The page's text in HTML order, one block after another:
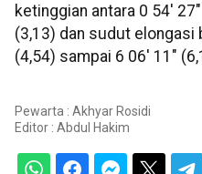
ketinggian antara 0 54'
(3,13) dan sudut elongasi
(4,54) sampai 6 06' 11"
Pewarta : Akhyar Rosidi
Editor : Abdul Hakim